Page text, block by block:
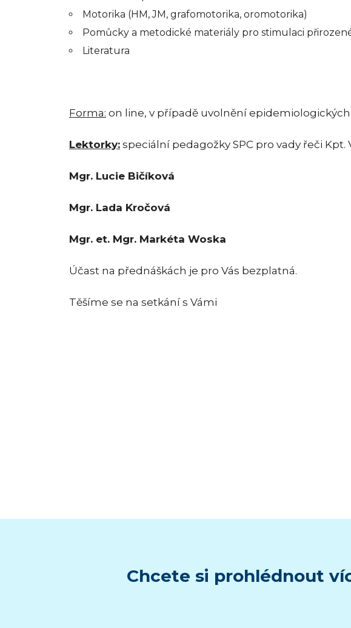
Motorika (HM, JM, grafomotorika, oromotorika)
Pomůcky a metodické materiály pro stimulaci
Literatura
Forma: on line, v případě uvolnění
Lektorky: speciální pedagožky SPC pro vady řeči Kpt.
Mgr. Lucie Bičíková
Mgr. Lada Kročová
Mgr. et. Mgr. Markéta Woska
Účast na přednáškách je pro Vás bezplatná.
Těšíme se na setkání s Vámi
Chcete si prohlédnout